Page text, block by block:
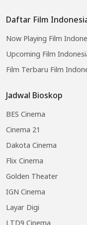
Daftar Film
Now Playing Film
Upcoming Film
Film Terbaru Film
Jadwal Bioskop
BES Cinema
Cinema 21
Dakota Cinema
Flix Cinema
Golden Theater
IGN Cinema
Layar Digi
LTD9 Cinema